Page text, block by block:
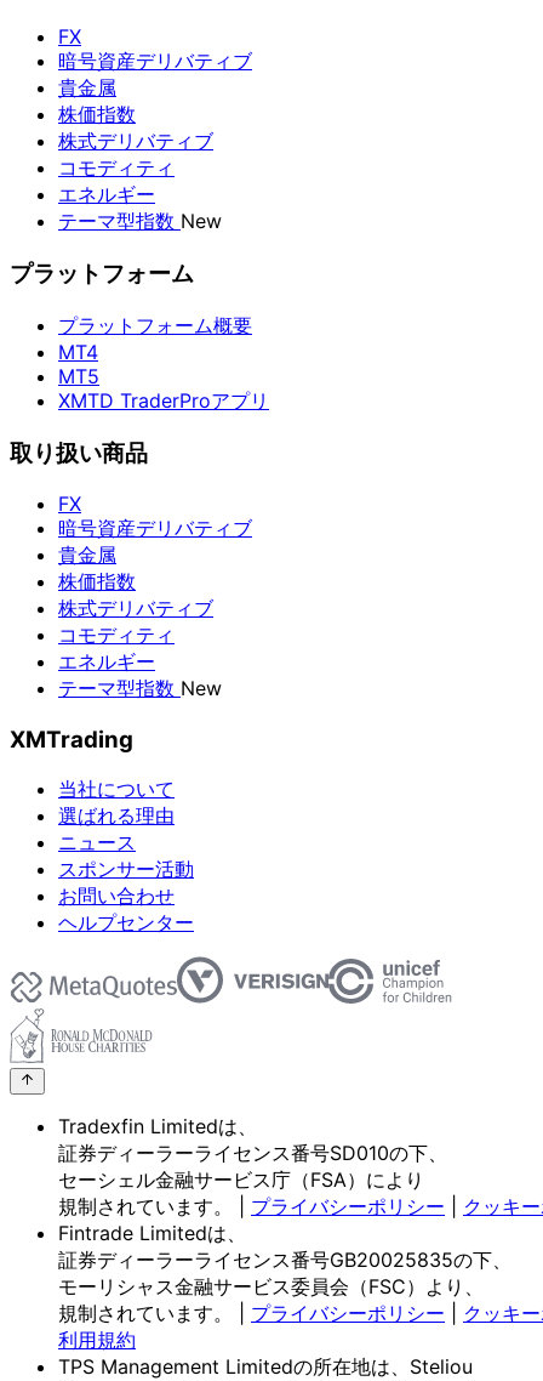
FX
暗号資産デリバティブ
貴金属
株価指数
株式デリバティブ
コモディティ
エネルギー
テーマ型指数 New
プラットフォーム
プラットフォーム概要
MT4
MT5
XMTD TraderProアプリ
取り扱い商品
FX
暗号資産デリバティブ
貴金属
株価指数
株式デリバティブ
コモディティ
エネルギー
テーマ型指数 New
XMTrading
当社について
選ばれる理由
ニュース
スポンサー活動
お問い合わせ
ヘルプセンター
Tradexfin Limitedは、
証券ディーラーライセンス番号SD010の下、
セーシェル金融サービス庁 （FSA）により
規制されています。
プライバシーポリシー
クッキ
Fintrade Limitedは、
証券ディーラーライセンス番号GB20025835の下、
モーリシャス金融サービス委員会 （FSC）より、
規制されています。
プライバシーポリシー
クッキ
利用規約
TPS Management Limitedの所在地は、 Steliou